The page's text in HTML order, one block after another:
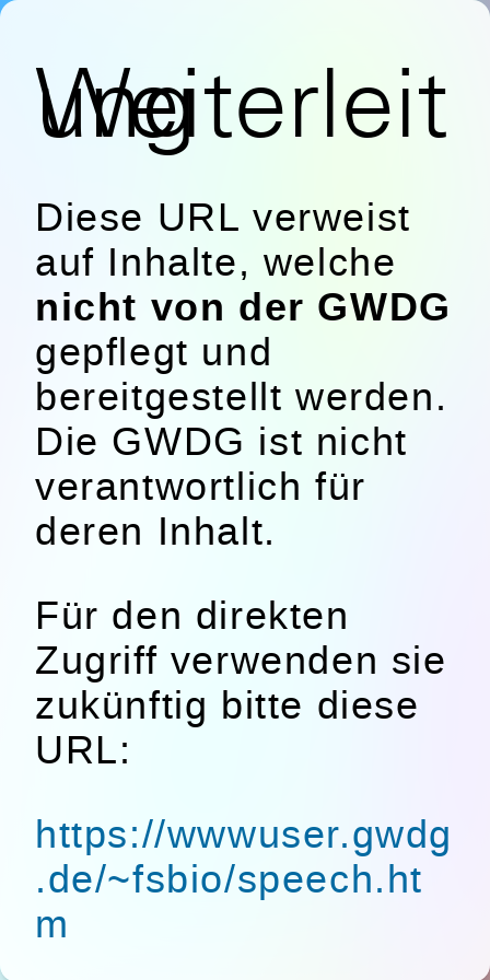
Weiterleitung
Diese URL verweist
auf Inhalte, welche
nicht von der GWDG
gepflegt und
bereitgestellt werden.
Die GWDG ist nicht
verantwortlich für
deren Inhalt.
Für den direkten
Zugriff verwenden sie
zukünftig bitte diese
URL:
https://wwwuser.gwdg
.de/~fsbio/speech.ht
m